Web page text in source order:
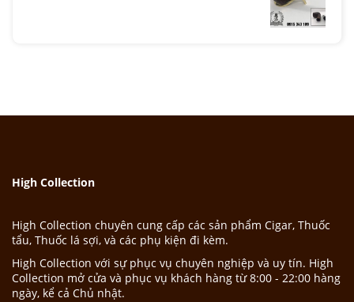
High Collection
High Collection chuyên cung cấp các sản phẩm Cigar, Thuốc
tẩu, Thuốc lá sợi, và các phụ kiện đi kèm.
High Collection với sự phục vụ chuyên nghiệp và uy tín. High
Collection mở cửa và phục vụ khách hàng từ 8:00 - 22:00 hàng
ngày, kể cả Chủ nhật.